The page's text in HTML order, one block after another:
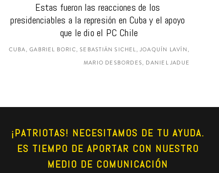
Estas fueron las reacciones de los
presidenciables a la represión en Cuba y el apoyo
que le dio el PC Chile
CUBA, GABRIEL BORIC, SEBASTIÁN SICHEL, JOAQUÍN LAVÍN,
MARIO DESBORDES, DANIEL JADUE
¡PATRIOTAS! NECESITAMOS DE TU AYUDA.
ES TIEMPO DE APORTAR CON NUESTRO
MEDIO DE COMUNICACIÓN